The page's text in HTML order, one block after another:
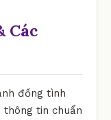
Các
đồng tình
thông tin chuẩn